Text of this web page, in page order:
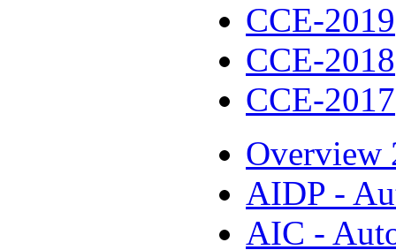
CCE-2019
CCE-2018
CCE-2017
Overview
AIDP -
AIC -